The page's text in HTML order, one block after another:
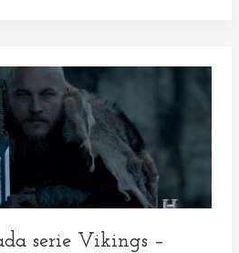
serie Vikings –